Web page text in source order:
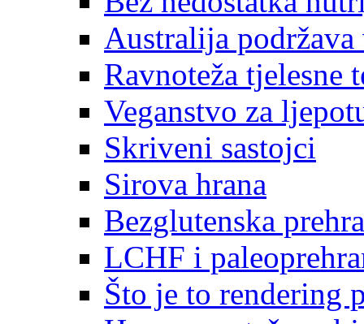
Australija podržava
Ravnoteža tjelesne
Veganstvo za
Skriveni sastojci
Sirova hrana
Bezglutenska
LCHF i
Što je to rendering